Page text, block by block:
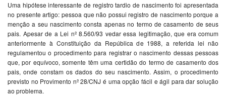
Uma hipótese interessante de registro tardio de nascimento foi apresentada
no presente artigo: pessoa que não possui registro de nascimento porque a
menção a seu nascimento consta apenas no termo de casamento de seus
pais. Apesar de a Lei nº 8.560/93 vedar essa legitimação, que era comum
anteriormente à Constituição da República de 1988, a referida lei não
regulamentou o procedimento para registrar o nascimento dessas pessoas
que, por equívoco, somente têm uma certidão do termo de casamento dos
pais, onde constam os dados do seu nascimento. Assim, o procedimento
previsto no Provimento nº 28/CNJ é uma opção fácil e ágil para dar solução
ao problema.